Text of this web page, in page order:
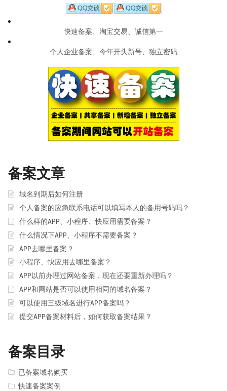
快速备案、淘宝交易、诚信第一
个人企业备案、今年开头新号、独立密码
备案文章
域名到期后如何注册
个人备案的应急联系电话可以填写本人的备用号码吗？
什么样的APP、小程序、快应用需要备案？
什么情况下APP、小程序不需要备案？
APP去哪里备案？
小程序、快应用去哪里备案？
APP以前办理过网站备案，现在还要重新办理吗？
APP和网站是否可以使用相同的域名备案？
可以使用三级域名进行APP备案吗？
提交APP备案材料后，如何获取备案结果？
备案目录
已备案域名购买
快速备案案例